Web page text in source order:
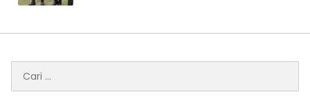
untuk: